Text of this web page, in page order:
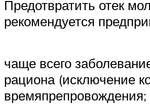
Предотвратить отек
рекомендуется
чаще всего
рациона (исключение
времяпрепровождения;